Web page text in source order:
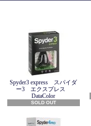
Spyder3 express スパイダ
ー3 エクスプレス
DataColor
SOLD OUT